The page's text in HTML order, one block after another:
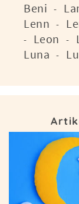
Beni -
Lenn -
- Leon -
Luna -